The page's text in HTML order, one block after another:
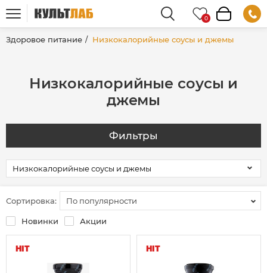
Здоровое питание Низкокалорийные соусы и джемы
Низкокалорийные соусы и
джемы
Фильтры
Сортировка: По популярности
Новинки Акции
HIT HIT